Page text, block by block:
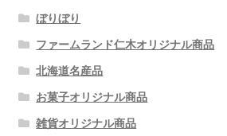
ぼりぼり
ファームランド仁木オリジナル商品
北海道名産品
お菓子オリジナル商品
雑貨オリジナル商品